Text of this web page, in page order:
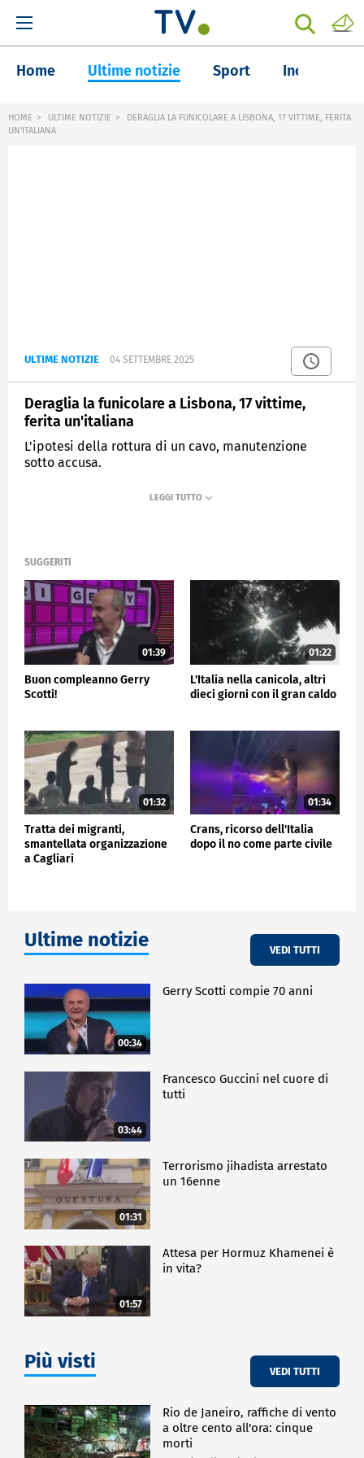
Home Ultime notizie Sport Inchieste
HOME ULTIME NOTIZIE
DERAGLIA LA FUNICOLARE A LISBONA, 17 VITTIME, FERITA
UN'ITALIANA
ULTIME NOTIZIE 04 SETTEMBRE 2025
Deraglia la funicolare a Lisbona, 17 vittime,
ferita un'italiana
L'ipotesi della rottura di un cavo, manutenzione
sotto accusa.
SUGGERITI
01:39
Buon compleanno Gerry
Scotti!
01:22
L'Italia nella canicola, altri
dieci giorni con il gran caldo
01:32
Tratta dei migranti,
smantellata organizzazione
a Cagliari
01:34
Crans, ricorso dell'Italia
dopo il no come parte civile
Ultime notizie VEDI TUTTI
00:34
Gerry Scotti compie 70 anni
03:44
Francesco Guccini nel cuore di
tutti
01:31
Terrorismo jihadista arrestato
un 16enne
01:57
Attesa per Hormuz Khamenei è
in vita?
Più visti VEDI TUTTI
Rio de Janeiro, raffiche di vento
a oltre cento all'ora: cinque
morti